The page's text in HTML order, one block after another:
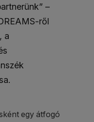
–
ről
a
egy átfogó